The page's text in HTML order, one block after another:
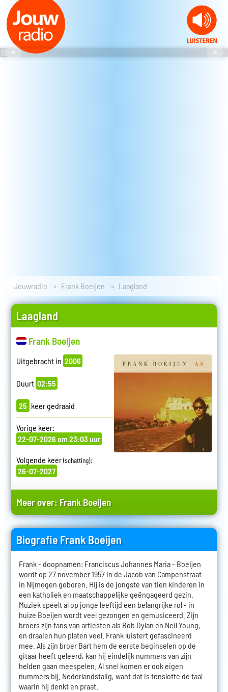
Jouwradio Frank Boeijen Laagland
Laagland
Frank Boeijen
Uitgebracht in 2006
Duurt 02:55
25 keer gedraaid
Vorige keer:
22-07-2026 om 23:03 uur
Volgende keer(schatting):
26-07-2027
Meer over: Frank Boeijen
Biografie Frank Boeijen
Frank - doopnamen: Franciscus Johannes Maria - Boeijen
wordt op 27 november 1957 in de Jacob van Campenstraat
in Nijmegen geboren. Hij is de jongste van tien kinderen in
een katholiek en maatschappelijke geëngageerd gezin.
Muziek speelt al op jonge leeftijd een belangrijke rol - in
huize Boeijen wordt veel gezongen en gemusiceerd. Zijn
broers zijn fans van artiesten als Bob Dylan en Neil Young,
en draaien hun platen veel. Frank luistert gefascineerd
mee. Als zijn broer Bart hem de eerste beginselen op de
gitaar heeft geleerd, kan hij eindelijk nummers van zijn
helden gaan meespelen. Al snel komen er ook eigen
nummers bij. Nederlandstalig, want dat is tenslotte de taal
waarin hij denkt en praat.